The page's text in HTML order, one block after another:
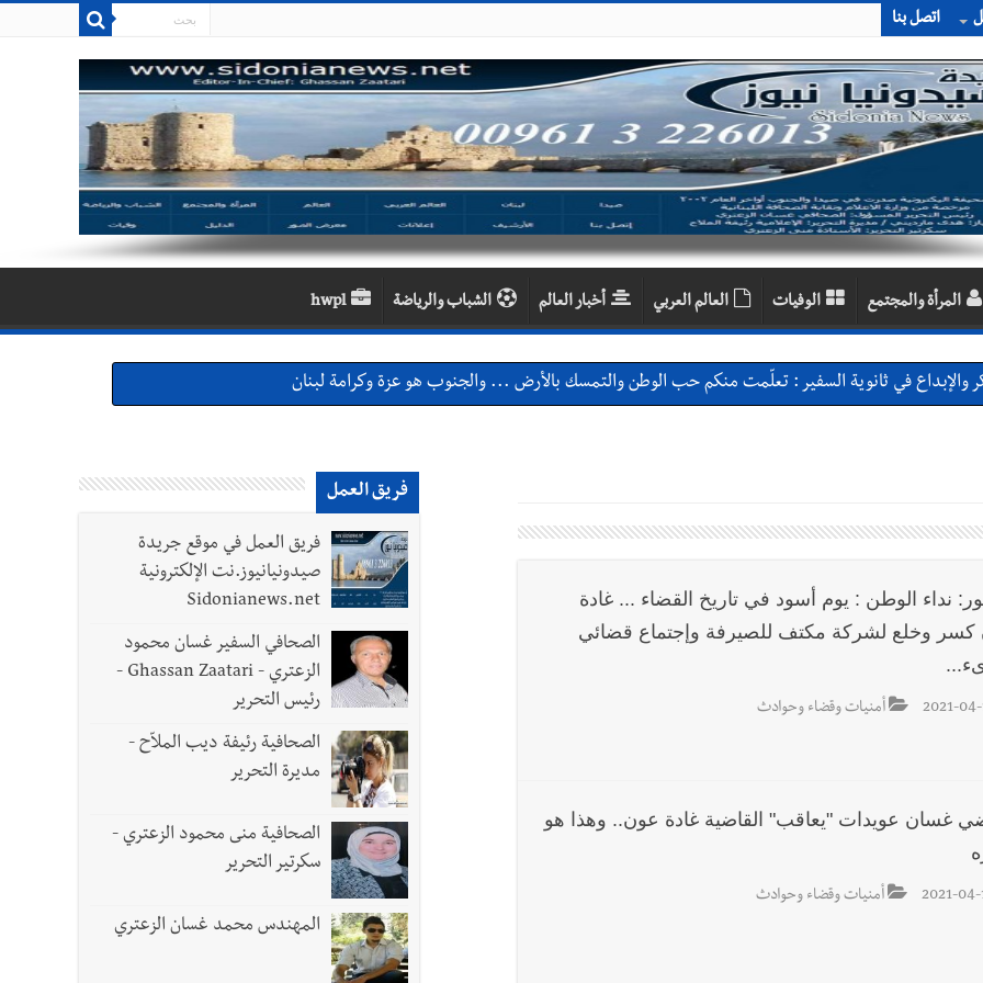
اتصل بنا
المرأة والمجتمع الوفيات العالم العربي أخبار العالم الشباب والرياضة hwpl
في ثانوية السفير : تعلّمت منكم حب الوطن والتمسك بالأرض ... والجنوب هو عزة وكرامة لبنان
بسبب الإزعاج الصوتي
التشاوري الأول للمرصد الحضري
آخر نقطة للجيش اللبناني
على تقسيط المفعول الرجعي
دبور: تداخل السياسة بالقضاء ولبنان قد يسلّمه إلى السلطة
غربي يُحذّر من الفراغ !
نداء الوطن : يوم أسود في تاريخ القضاء ... غادة
كسر وخلع لشركة مكتف للصيرفة وإجتماع قضائي
2021- أمنيات وقضاء وحوادث
غسان عويدات "يعاقب" القاضية غادة عون.. وهذا هو
2021-04- أمنيات وقضاء وحوادث
فريق العمل
فريق العمل في موقع جريدة
صيدونيانيوز.نت الإلكترونية
Sidonianews.net
الصحافي السفير غسان محمود
الزعتري - Ghassan Zaatari -
رئيس التحرير
الصحافية رئيفة ديب الملاّح -
مديرة التحرير
الصحافية منى محمود الزعتري -
سكرتير التحرير
المهندس محمد غسان الزعتري